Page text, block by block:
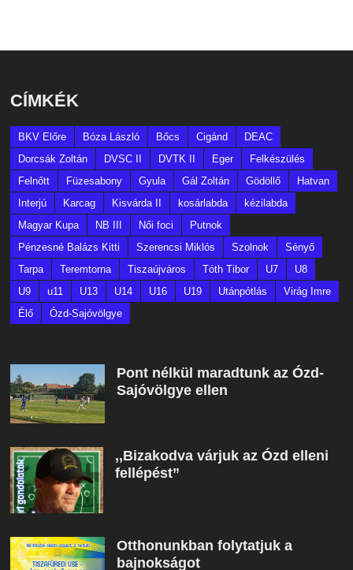
CÍMKÉK
BKV Előre Bóza László Bőcs Cigánd
DEAC
Dorcsák Zoltán
DVSC II DVTK II Eger
Felkészülés
Felnőtt
Füzesabony Gyula Gál Zoltán Gödöllő
Hatvan
Interjú
Karcag Kisvárda II kosárlabda
kézilabda
Magyar Kupa
NB III Női foci
Putnok
Pénzesné Balázs Kitti
Szerencsi Miklós Szolnok
Sényő
Tarpa
Teremtorna Tiszaújváros Tóth Tibor U7
U8
U9
u11 U13 U14 U16 U19 Utánpótlás
Virág Imre
Élő
Ózd-Sajóvölgye
Pont nélkül maradtunk az Ózd-
Sajóvölgye ellen
,,Bizakodva várjuk az Ózd elleni
fellépést”
Otthonunkban folytatjuk a
bajnokságot